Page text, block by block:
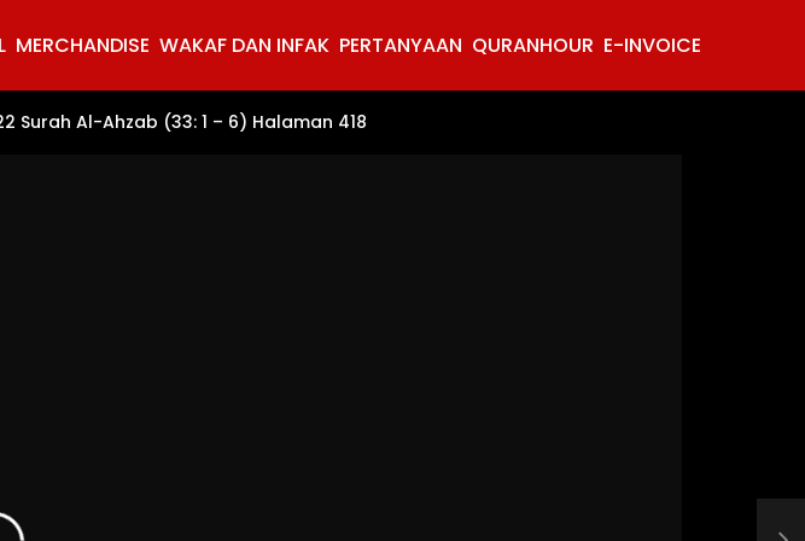
MERCHANDISE WAKAF DAN INFAK PERTANYAAN QURANHOUR E-INVOICE
Surah Al-Ahzab (33: 1 – 6) Halaman 418